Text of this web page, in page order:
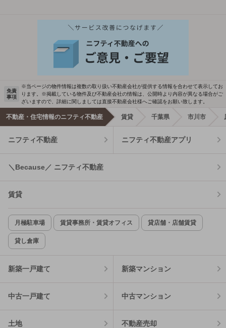
免責
事項
※当ページの物件情報は複数の取り扱い不動産会社が提供する情報を合わせて表示してお
ります。※掲載している物件及び不動産会社の情報は、公開時より内容が異なる場合がご
ざいますので、詳細に関しましては直接不動産会社様へご確認をお願い致します。
不動産・住宅情報のニフティ不動産 賃貸 千葉県 市川市
ニフティ不動産 ニフティ不動産アプリ
＼Because／ ニフティ不動産
賃貸
月極駐車場 賃貸事務所・賃貸オフィス 貸店舗・店舗賃貸
貸し倉庫
新築一戸建て 新築マンション
中古一戸建て 中古マンション
土地 不動産売却